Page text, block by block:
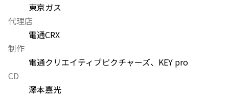
東京ガス
代理店
電通CRX
制作
電通クリエイティブピクチャーズ、KEY pro
CD
澤本嘉光